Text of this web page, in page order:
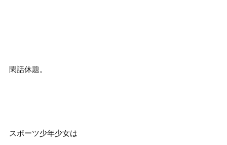
閑話休題。
スポーツ少年少女は